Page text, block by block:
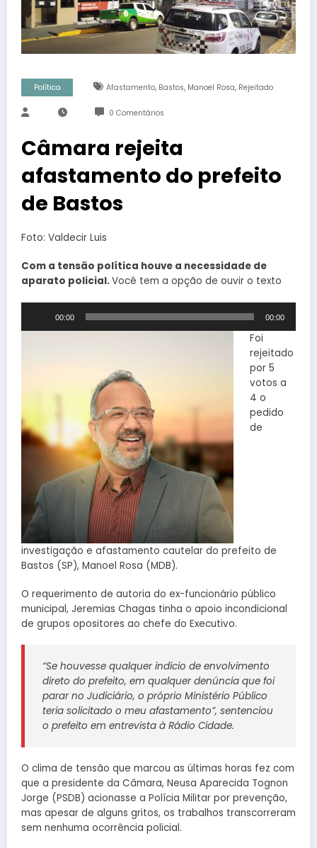
Política Afastamento, Bastos, Manoel Rosa, Rejeitado
0 Comentários
Câmara rejeita
afastamento do prefeito
de Bastos
Foto: Valdecir Luis
Com a tensão política houve a necessidade de
aparato policial.Você tem a opção de ouvir o texto
00:00 00:00
Foi
rejeitado
por 5
votos a
4 o
pedido
de
investigação e afastamento cautelar do prefeito de
Bastos (SP), Manoel Rosa (MDB).
O requerimento de autoria do ex-funcionário público
municipal, Jeremias Chagas tinha o apoio incondicional
de grupos opositores ao chefe do Executivo.
“Se houvesse qualquer indício de envolvimento
direto do prefeito, em qualquer denúncia que foi
parar no Judiciário, o próprio Ministério Público
teria solicitado o meu afastamento”, sentenciou
o prefeito em entrevista à Rádio Cidade.
O clima de tensão que marcou as últimas horas fez com
que a presidente da Câmara, Neusa Aparecida Tognon
Jorge (PSDB) acionasse a Polícia Militar por prevenção,
mas apesar de alguns gritos, os trabalhos transcorreram
sem nenhuma ocorrência policial.